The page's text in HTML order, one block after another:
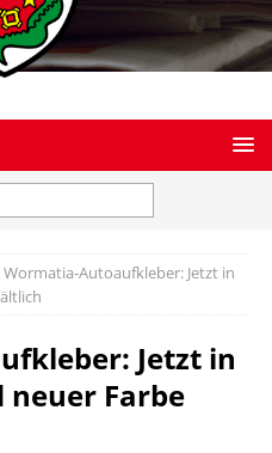
Wormatia-Autoaufkleber: Jetzt in
Jetzt in
neuer Farbe